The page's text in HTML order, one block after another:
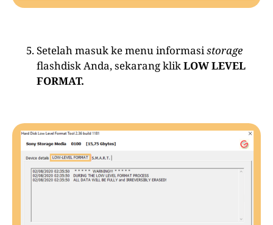
Setelah masuk ke menu informasistorage
flashdisk Anda, sekarang klikLOW LEVEL
FORMAT.